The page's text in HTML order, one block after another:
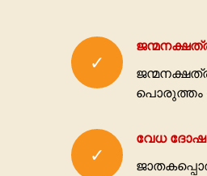
✓
പൊരുത്തം
✓
വേധ